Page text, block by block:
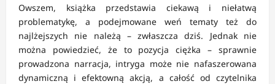
Owszem, książka przedstawia ciekawą i niełatwą
problematykę, a podejmowane weń tematy też do
najlżejszych nie należą – zwłaszcza dziś. Jednak nie
można powiedzieć, że to pozycja ciężka – sprawnie
prowadzona narracja, intryga może nie nafaszerowana
dynamiczną i efektowną akcją, a całość od czytelnika